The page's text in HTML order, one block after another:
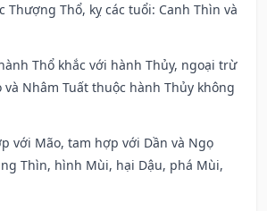
Thượng Thổ, kỵ các tuổi: Canh Thìn và
Thổ khắc với hành Thủy, ngoại trừ
Nhâm Tuất thuộc hành Thủy không
với Mão, tam hợp với Dần và Ngọ
Thìn, hình Mùi, hại Dậu, phá Mùi,